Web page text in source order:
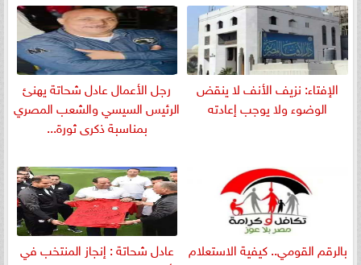
الإفتاء: نزيف الأنف لا ينقض
الوضوء ولا يوجب إعادته
رجل الأعمال عادل شحاتة يهنئ
الرئيس السيسي والشعب المصري
بمناسبة ذكرى ثورة...
بالرقم القومي.. كيفية الاستعلام
عادل شحاتة : إنجاز المنتخب في